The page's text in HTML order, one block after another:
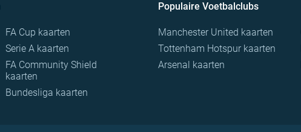
FA Cup kaarten
Serie A kaarten
FA Community Shield
kaarten
Bundesliga kaarten
Populaire Voetbalclubs
Manchester United kaarten
Tottenham Hotspur kaarten
Arsenal kaarten